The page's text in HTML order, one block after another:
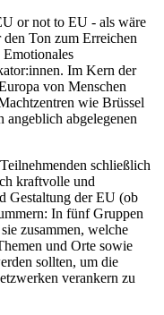
or not to EU - als wäre
Ton zum Erreichen
Emotionales
Im Kern der
von Menschen
wie Brüssel
abgelegenen
schließlich
kraftvolle und
Gestaltung der EU (ob
In fünf Gruppen
zusammen, welche
und Orte sowie
sollten, um die
verankern zu